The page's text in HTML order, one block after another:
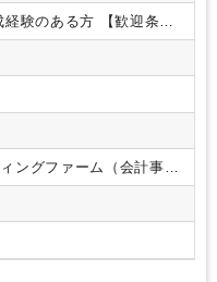
経験のある方
【歓迎条
ングファーム（会計事務